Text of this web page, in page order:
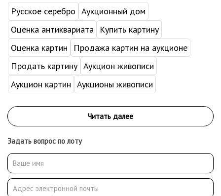
Русское серебро Аукционный дом
Оценка антиквариата
Купить картину
Оценка картин
Продажа картин на аукционе
Продать картину Аукцион живописи
Аукцион картин Аукционы живописи
Задать вопрос по лоту